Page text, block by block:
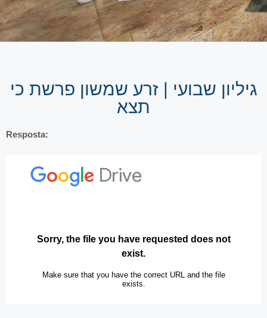
גיליון שבועי | זרע שמשון פרשת כי
תצא
Resposta: